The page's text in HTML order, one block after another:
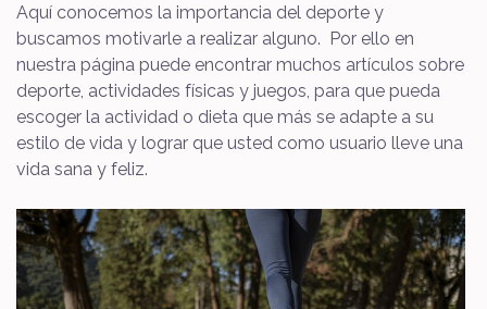
Aquí conocemos la importancia del deporte y
buscamos motivarle a realizar alguno. Por ello en
nuestra página puede encontrar muchos artículos sobre
deporte, actividades físicas y juegos, para que pueda
escoger la actividad o dieta que más se adapte a su
estilo de vida y lograr que usted como usuario lleve una
vida sana y feliz.